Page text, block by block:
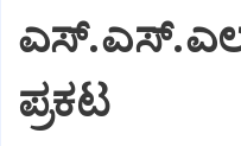
ಪ್ರಕಟ